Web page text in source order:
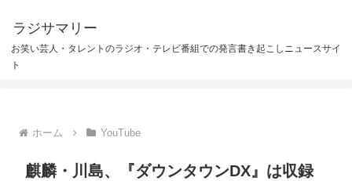
ラジサマリー
お笑い芸人・タレントのラジオ・テレビ番組での発言書き起こしニュースサイ
ト
ホーム YouTube
麒麟・川島、『ダウンタウンDX』は収録